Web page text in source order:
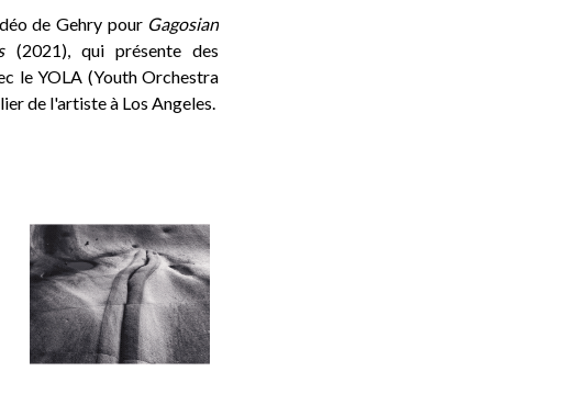
de Gehry pour Gagosian
(2021), qui présente des
le YOLA (Youth Orchestra
de l'artiste à Los Angeles.